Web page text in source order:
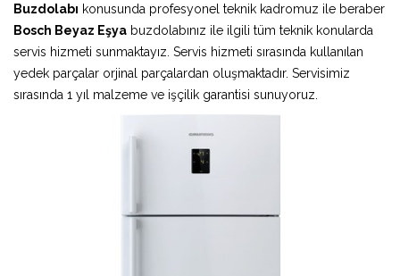
Buzdolabı konusunda profesyonel teknik kadromuz ile beraber
Bosch Beyaz Eşya buzdolabınız ile ilgili tüm teknik konularda
servis hizmeti sunmaktayız. Servis hizmeti sırasında kullanılan
yedek parçalar orjinal parçalardan oluşmaktadır. Servisimiz
sırasında 1 yıl malzeme ve işçilik garantisi sunuyoruz.